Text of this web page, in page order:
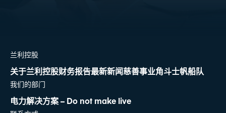
兰利控股
关于兰利控股财务报告最新新闻慈善事业角斗士帆船队
我们的部门
电力解决方案 – Do not make live